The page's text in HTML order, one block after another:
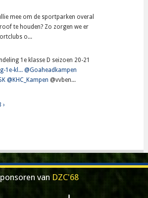
mee om de sportparken overal
te houden? Zo zorgen we er
o...
1e klasse D seizoen 20-21
1e-kl... @Goaheadkampen
@KHC_Kampen @vvben...
›
vanDZC'68